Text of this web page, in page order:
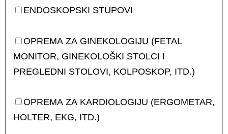
ENDOSKOPSKI STUPOVI
OPREMA ZA GINEKOLOGIJU (FETAL
MONITOR, GINEKOLOŠKI STOLCI I
PREGLEDNI STOLOVI, KOLPOSKOP, ITD.)
OPREMA ZA KARDIOLOGIJU (ERGOMETAR,
HOLTER, EKG, ITD.)